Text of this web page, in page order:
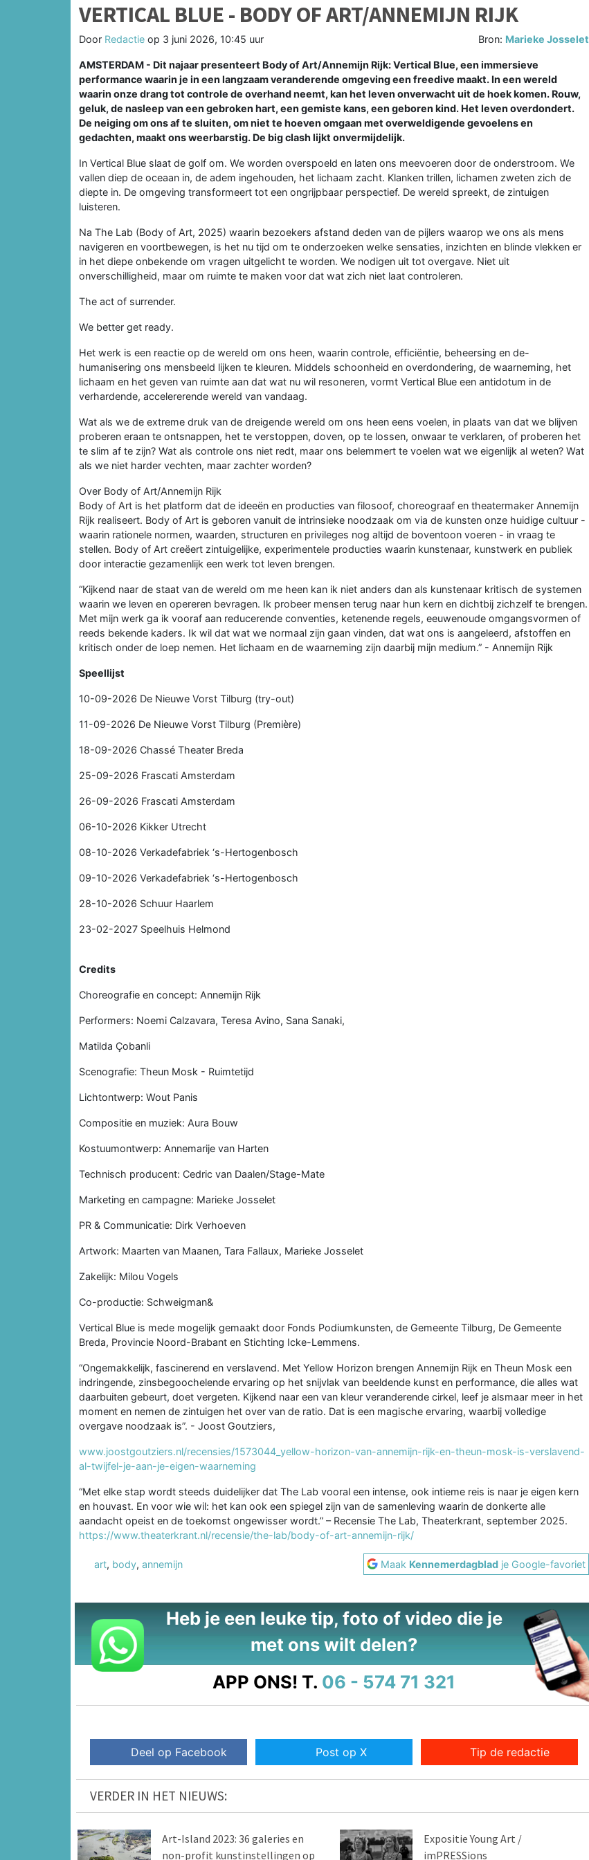
VERTICAL BLUE - BODY OF ART/ANNEMIJN RIJK
Door Redactie op 3 juni 2026, 10:45 uur Bron: Marieke Josselet
AMSTERDAM - Dit najaar presenteert Body of Art/Annemijn Rijk: Vertical Blue, een immersieve
performance waarin je in een langzaam veranderende omgeving een freedive maakt. In een wereld
waarin onze drang tot controle de overhand neemt, kan het leven onverwacht uit de hoek komen. Rouw,
geluk, de nasleep van een gebroken hart, een gemiste kans, een geboren kind. Het leven overdondert.
De neiging om ons af te sluiten, om niet te hoeven omgaan met overweldigende gevoelens en
gedachten, maakt ons weerbarstig. De big clash lijkt onvermijdelijk.
In Vertical Blue slaat de golf om. We worden overspoeld en laten ons meevoeren door de onderstroom. We
vallen diep de oceaan in, de adem ingehouden, het lichaam zacht. Klanken trillen, lichamen zweten zich de
diepte in. De omgeving transformeert tot een ongrijpbaar perspectief. De wereld spreekt, de zintuigen
luisteren.
Na The Lab (Body of Art, 2025) waarin bezoekers afstand deden van de pijlers waarop we ons als mens
navigeren en voortbewegen, is het nu tijd om te onderzoeken welke sensaties, inzichten en blinde vlekken er
in het diepe onbekende om vragen uitgelicht te worden. We nodigen uit tot overgave. Niet uit
onverschilligheid, maar om ruimte te maken voor dat wat zich niet laat controleren.
The act of surrender.
We better get ready.
Het werk is een reactie op de wereld om ons heen, waarin controle, efficiëntie, beheersing en de-
humanisering ons mensbeeld lijken te kleuren. Middels schoonheid en overdondering, de waarneming, het
lichaam en het geven van ruimte aan dat wat nu wil resoneren, vormt Vertical Blue een antidotum in de
verhardende, accelererende wereld van vandaag.
Wat als we de extreme druk van de dreigende wereld om ons heen eens voelen, in plaats van dat we blijven
proberen eraan te ontsnappen, het te verstoppen, doven, op te lossen, onwaar te verklaren, of proberen het
te slim af te zijn? Wat als controle ons niet redt, maar ons belemmert te voelen wat we eigenlijk al weten? Wat
als we niet harder vechten, maar zachter worden?
Over Body of Art/Annemijn Rijk
Body of Art is het platform dat de ideeën en producties van filosoof, choreograaf en theatermaker Annemijn
Rijk realiseert. Body of Art is geboren vanuit de intrinsieke noodzaak om via de kunsten onze huidige cultuur -
waarin rationele normen, waarden, structuren en privileges nog altijd de boventoon voeren - in vraag te
stellen. Body of Art creëert zintuigelijke, experimentele producties waarin kunstenaar, kunstwerk en publiek
door interactie gezamenlijk een werk tot leven brengen.
“Kijkend naar de staat van de wereld om me heen kan ik niet anders dan als kunstenaar kritisch de systemen
waarin we leven en opereren bevragen. Ik probeer mensen terug naar hun kern en dichtbij zichzelf te brengen.
Met mijn werk ga ik vooraf aan reducerende conventies, ketenende regels, eeuwenoude omgangsvormen of
reeds bekende kaders. Ik wil dat wat we normaal zijn gaan vinden, dat wat ons is aangeleerd, afstoffen en
kritisch onder de loep nemen. Het lichaam en de waarneming zijn daarbij mijn medium.” - Annemijn Rijk
Speellijst
10-09-2026 De Nieuwe Vorst Tilburg (try-out)
11-09-2026 De Nieuwe Vorst Tilburg (Première)
18-09-2026 Chassé Theater Breda
25-09-2026 Frascati Amsterdam
26-09-2026 Frascati Amsterdam
06-10-2026 Kikker Utrecht
08-10-2026 Verkadefabriek ‘s-Hertogenbosch
09-10-2026 Verkadefabriek ‘s-Hertogenbosch
28-10-2026 Schuur Haarlem
23-02-2027 Speelhuis Helmond
Credits
Choreografie en concept: Annemijn Rijk
Performers: Noemi Calzavara, Teresa Avino, Sana Sanaki,
Matilda Çobanli
Scenografie: Theun Mosk - Ruimtetijd
Lichtontwerp: Wout Panis
Compositie en muziek: Aura Bouw
Kostuumontwerp: Annemarije van Harten
Technisch producent: Cedric van Daalen/Stage-Mate
Marketing en campagne: Marieke Josselet
PR & Communicatie: Dirk Verhoeven
Artwork: Maarten van Maanen, Tara Fallaux, Marieke Josselet
Zakelijk: Milou Vogels
Co-productie: Schweigman&
Vertical Blue is mede mogelijk gemaakt door Fonds Podiumkunsten, de Gemeente Tilburg, De Gemeente
Breda, Provincie Noord-Brabant en Stichting Icke-Lemmens.
“Ongemakkelijk, fascinerend en verslavend. Met Yellow Horizon brengen Annemijn Rijk en Theun Mosk een
indringende, zinsbegoochelende ervaring op het snijvlak van beeldende kunst en performance, die alles wat
daarbuiten gebeurt, doet vergeten. Kijkend naar een van kleur veranderende cirkel, leef je alsmaar meer in het
moment en nemen de zintuigen het over van de ratio. Dat is een magische ervaring, waarbij volledige
overgave noodzaak is”. - Joost Goutziers,
www.joostgoutziers.nl/recensies/1573044_yellow-horizon-van-annemijn-rijk-en-theun-mosk-is-verslavend-
al-twijfel-je-aan-je-eigen-waarneming
“Met elke stap wordt steeds duidelijker dat The Lab vooral een intense, ook intieme reis is naar je eigen kern
en houvast. En voor wie wil: het kan ook een spiegel zijn van de samenleving waarin de donkerte alle
aandacht opeist en de toekomst ongewisser wordt.” – Recensie The Lab, Theaterkrant, september 2025.
https://www.theaterkrant.nl/recensie/the-lab/body-of-art-annemijn-rijk/
art, body, annemijn Maak Kennemerdagblad je Google-favoriet
Heb je een leuke tip, foto of video die je
met ons wilt delen?
APP ONS! T. 06 - 574 71 321
Deel op Facebook Post op X Tip de redactie
VERDER IN HET NIEUWS:
Art-Island 2023: 36 galeries en
non-profit kunstinstellingen op
Expositie Young Art /
imPRESSions